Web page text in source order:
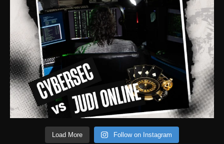
Load More Follow on Instagram